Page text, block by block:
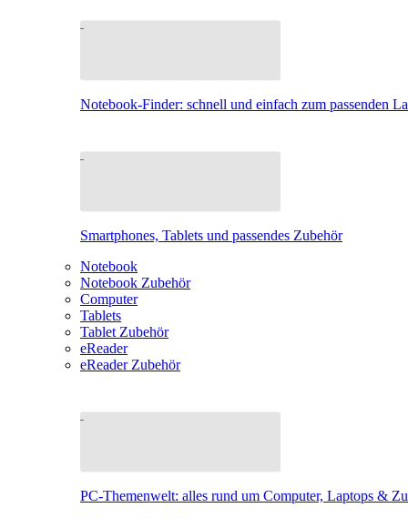
Notebook-Finder: schnell und einfach zum passenden
Smartphones, Tablets und passendes Zubehör
Notebook
Notebook Zubehör
Computer
Tablets
Tablet Zubehör
eReader
eReader Zubehör
PC-Themenwelt: alles rund um Computer, Laptops &